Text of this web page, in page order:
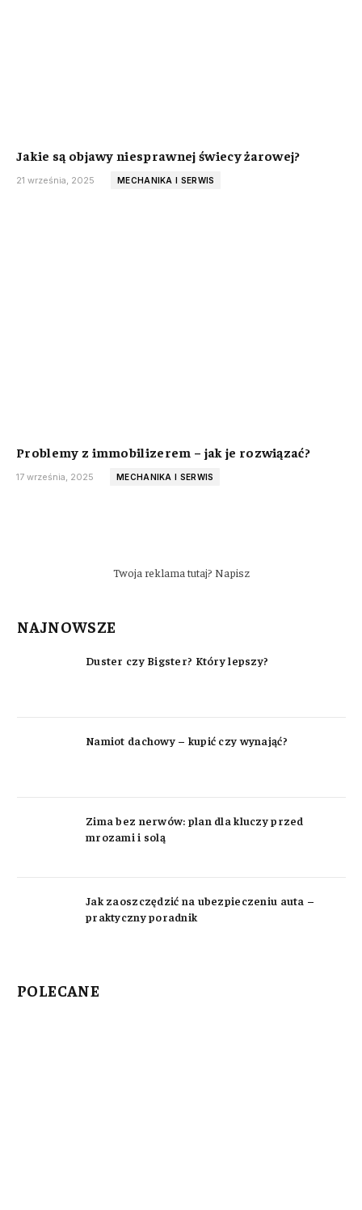
Jakie są objawy niesprawnej świecy żarowej?
21 września, 2025 MECHANIKA I SERWIS
Problemy z immobilizerem – jak je rozwiązać?
17 września, 2025 MECHANIKA I SERWIS
Twoja reklama tutaj? Napisz
NAJNOWSZE
Duster czy Bigster? Który lepszy?
Namiot dachowy – kupić czy wynająć?
Zima bez nerwów: plan dla kluczy przed
mrozami i solą
Jak zaoszczędzić na ubezpieczeniu auta –
praktyczny poradnik
POLECANE